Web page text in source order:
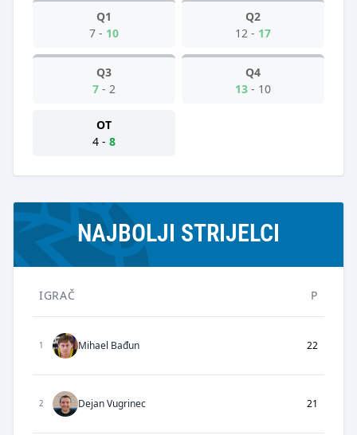
Q1
7 - 10
Q2
12 - 17
Q3
7 - 2
Q4
13 - 10
OT
4 - 8
NAJBOLJI STRIJELCI
IGRAČ P
1 Mihael Bađun 22
2 Dejan Vugrinec 21